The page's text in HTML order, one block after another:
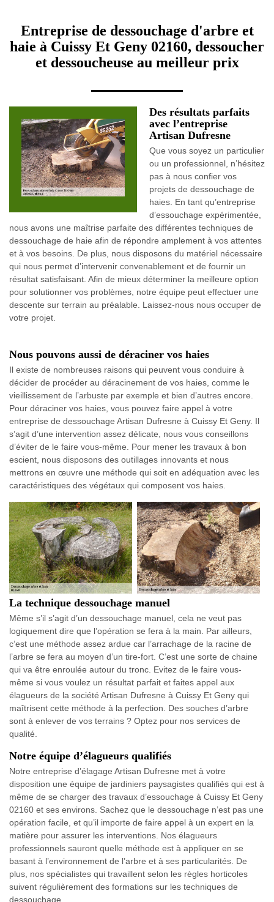
Entreprise de dessouchage d'arbre et
haie à Cuissy Et Geny 02160, dessoucher
et dessoucheuse au meilleur prix
Des résultats parfaits
avec l’entreprise
Artisan Dufresne
Que vous soyez un particulier
ou un professionnel, n’hésitez
pas à nous confier vos
projets de dessouchage de
haies. En tant qu’entreprise
d’essouchage expérimentée,
nous avons une maîtrise parfaite des différentes techniques de
dessouchage de haie afin de répondre amplement à vos attentes
et à vos besoins. De plus, nous disposons du matériel nécessaire
qui nous permet d’intervenir convenablement et de fournir un
résultat satisfaisant. Afin de mieux déterminer la meilleure option
pour solutionner vos problèmes, notre équipe peut effectuer une
descente sur terrain au préalable. Laissez-nous nous occuper de
votre projet.
Nous pouvons aussi de déraciner vos haies
Il existe de nombreuses raisons qui peuvent vous conduire à
décider de procéder au déracinement de vos haies, comme le
vieillissement de l’arbuste par exemple et bien d’autres encore.
Pour déraciner vos haies, vous pouvez faire appel à votre
entreprise de dessouchage Artisan Dufresne à Cuissy Et Geny. Il
s’agit d’une intervention assez délicate, nous vous conseillons
d’éviter de le faire vous-même. Pour mener les travaux à bon
escient, nous disposons des outillages innovants et nous
mettrons en œuvre une méthode qui soit en adéquation avec les
caractéristiques des végétaux qui composent vos haies.
La technique dessouchage manuel
Même s’il s’agit d’un dessouchage manuel, cela ne veut pas
logiquement dire que l’opération se fera à la main. Par ailleurs,
c’est une méthode assez ardue car l’arrachage de la racine de
l’arbre se fera au moyen d’un tire-fort. C’est une sorte de chaine
qui va être enroulée autour du tronc. Evitez de le faire vous-
même si vous voulez un résultat parfait et faites appel aux
élagueurs de la société Artisan Dufresne à Cuissy Et Geny qui
maîtrisent cette méthode à la perfection. Des souches d’arbre
sont à enlever de vos terrains ? Optez pour nos services de
qualité.
Notre équipe d’élagueurs qualifiés
Notre entreprise d’élagage Artisan Dufresne met à votre
disposition une équipe de jardiniers paysagistes qualifiés qui est à
même de se charger des travaux d’essouchage à Cuissy Et Geny
02160 et ses environs. Sachez que le dessouchage n’est pas une
opération facile, et qu’il importe de faire appel à un expert en la
matière pour assurer les interventions. Nos élagueurs
professionnels sauront quelle méthode est à appliquer en se
basant à l’environnement de l’arbre et à ses particularités. De
plus, nos spécialistes qui travaillent selon les règles horticoles
suivent régulièrement des formations sur les techniques de
dessouchage.